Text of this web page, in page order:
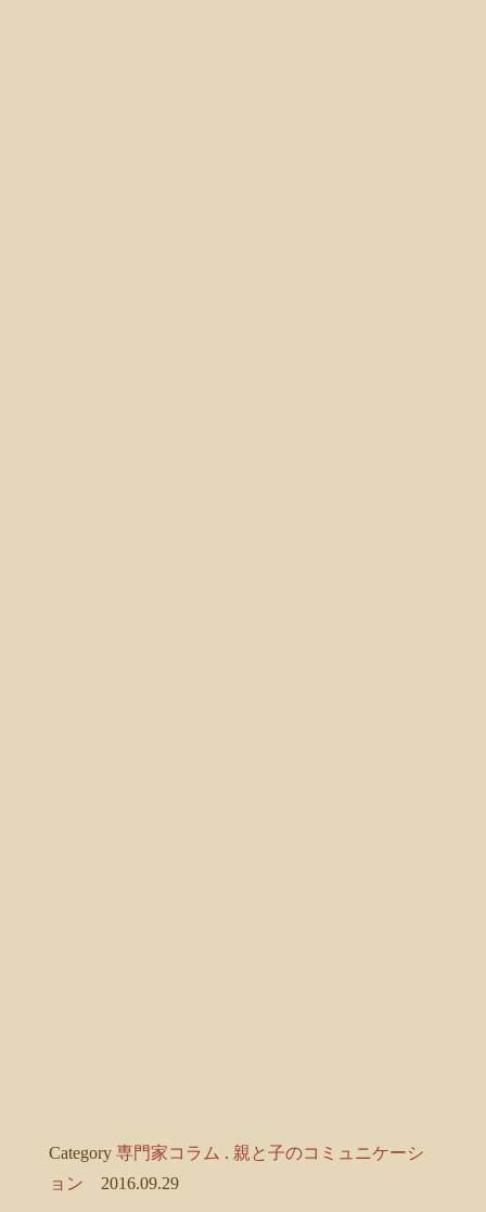
Category 専門家コラム . 親と子のコミュニケーシ
ョン 2016.09.29